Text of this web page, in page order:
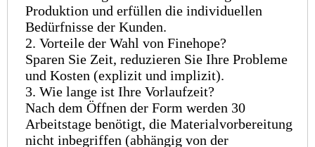
Produktion und erfüllen die individuellen
Bedürfnisse der Kunden.
2. Vorteile der Wahl von Finehope?
Sparen Sie Zeit, reduzieren Sie Ihre Probleme
und Kosten (explizit und implizit).
3. Wie lange ist Ihre Vorlaufzeit?
Nach dem Öffnen der Form werden 30
Arbeitstage benötigt, die Materialvorbereitung
nicht inbegriffen (abhängig von der